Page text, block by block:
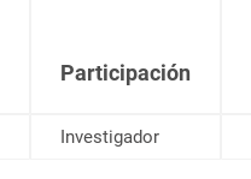
Participación
Investigador